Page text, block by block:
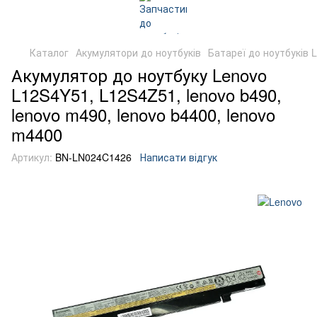
Каталог Акумулятори до ноутбуків Батареї до ноутбуків
Акумулятор до ноутбуку Lenovo
L12S4Y51, L12S4Z51, lenovo b490,
lenovo m490, lenovo b4400, lenovo
m4400
Артикул: BN-LN024C1426 Написати відгук